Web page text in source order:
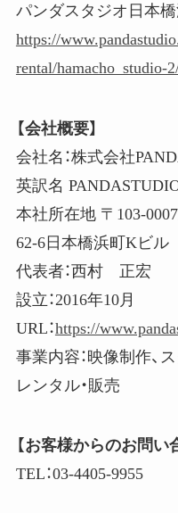
パンダスタジオ日本
https://
rental/hamacho_studio-
【会社概要】
会社名：株式会社
英訳名
本社所在地 〒103-
62-6日本橋浜町Kビル
代表者：西村 正宏
設立：2016年10月
URL：https://
事業内容：映像制作、
レンタル・販売
【お客様からのお問い
TEL：03-4405-9955